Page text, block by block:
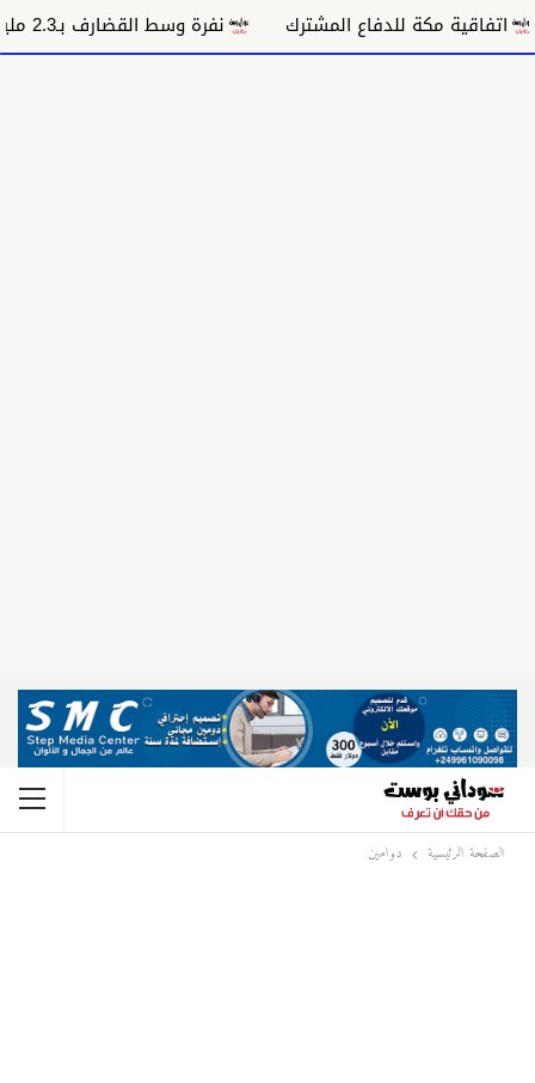
مكة للدفاع المشترك نفرة وسط القضارف بـ2.3 مليار جنيه تستهدف 9 آلاف أسرة
الصفحة الرئيسية دوامين